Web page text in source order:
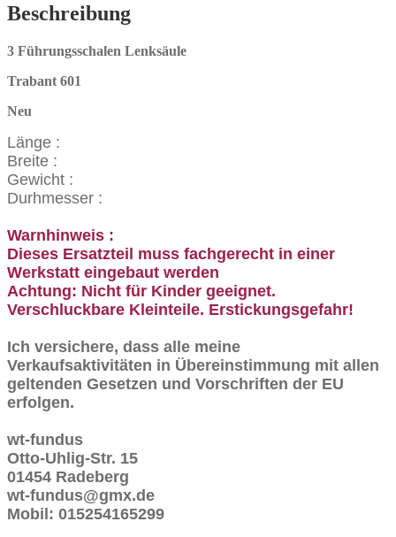
Beschreibung
3 Führungsschalen Lenksäule
Trabant 601
Neu
Länge :
Breite :
Gewicht :
Durhmesser :
Warnhinweis :
Dieses Ersatzteil muss fachgerecht in einer
Werkstatt eingebaut werden
Achtung: Nicht für Kinder geeignet.
Verschluckbare Kleinteile. Erstickungsgefahr!
Ich versichere, dass alle meine
Verkaufsaktivitäten in Übereinstimmung mit allen
geltenden Gesetzen und Vorschriften der EU
erfolgen.
wt-fundus
Otto-Uhlig-Str. 15
01454 Radeberg
wt-fundus@gmx.de
Mobil: 015254165299